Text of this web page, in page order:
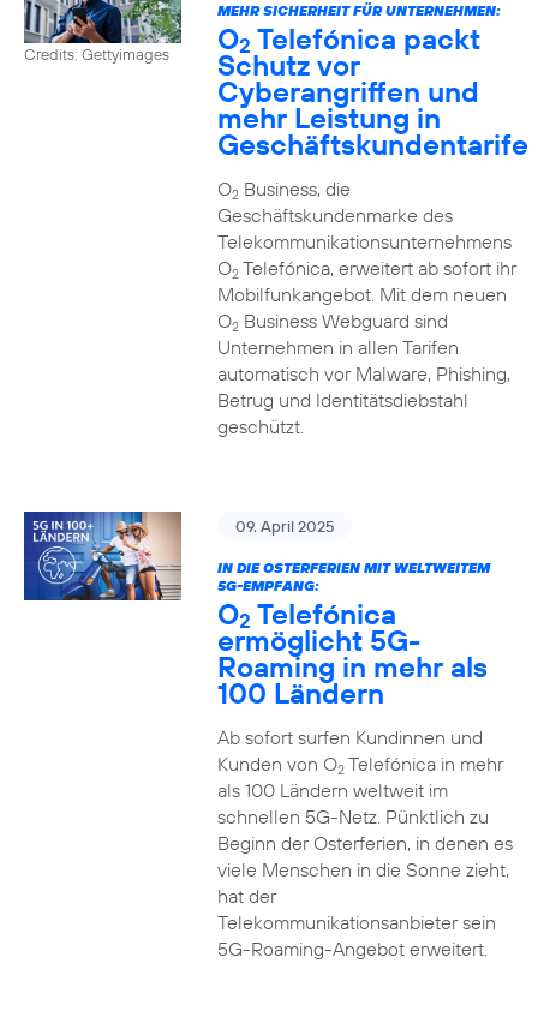
Credits: Gettyimages
MEHR SICHERHEIT FÜR UNTERNEHMEN:
O2 Telefónica packt
Schutz vor
Cyberangriffen und
mehr Leistung in
Geschäftskundentarife
O2Business, die
Geschäftskundenmarke des
Telekommunikationsunternehmens
O2Telefónica, erweitert ab sofort ihr
Mobilfunkangebot. Mit dem neuen
O2Business Webguard sind
Unternehmen in allen Tarifen
automatisch vor Malware, Phishing,
Betrug und Identitätsdiebstahl
geschützt.
09. April 2025
IN DIE OSTERFERIEN MIT WELTWEITEM
5G-EMPFANG:
O2 Telefónica
ermöglicht 5G-
Roaming in mehr als
100 Ländern
Ab sofort surfen Kundinnen und
Kunden von O2Telefónica in mehr
als 100 Ländern weltweit im
schnellen 5G-Netz. Pünktlich zu
Beginn der Osterferien, in denen es
viele Menschen in die Sonne zieht,
hat der
Telekommunikationsanbieter sein
5G-Roaming-Angebot erweitert.